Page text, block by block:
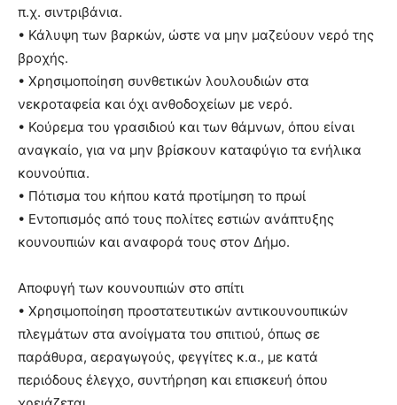
π.χ. σιντριβάνια.
• Κάλυψη των βαρκών, ώστε να μην μαζεύουν νερό της
βροχής.
• Χρησιμοποίηση συνθετικών λουλουδιών στα
νεκροταφεία και όχι ανθοδοχείων με νερό.
• Κούρεμα του γρασιδιού και των θάμνων, όπου είναι
αναγκαίο, για να μην βρίσκουν καταφύγιο τα ενήλικα
κουνούπια.
• Πότισμα του κήπου κατά προτίμηση το πρωί
• Εντοπισμός από τους πολίτες εστιών ανάπτυξης
κουνουπιών και αναφορά τους στον Δήμο.
Αποφυγή των κουνουπιών στο σπίτι
• Χρησιμοποίηση προστατευτικών αντικουνουπικών
πλεγμάτων στα ανοίγματα του σπιτιού, όπως σε
παράθυρα, αεραγωγούς, φεγγίτες κ.α., με κατά
περιόδους έλεγχο, συντήρηση και επισκευή όπου